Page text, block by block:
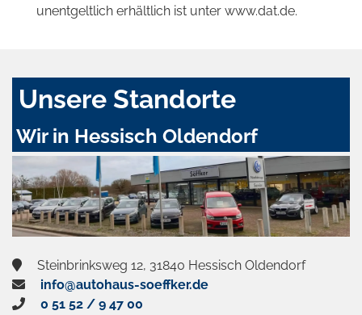
unentgeltlich erhältlich ist unter www.dat.de.
Unsere Standorte
Wir in Hessisch Oldendorf
Steinbrinksweg 12, 31840 Hessisch Oldendorf
info@autohaus-soeffker.de
0 51 52 / 9 47 00